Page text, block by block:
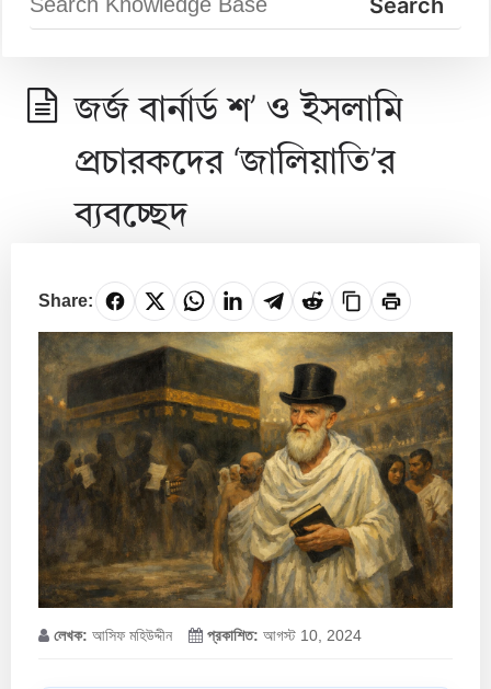
জর্জ বার্নার্ড শ’ ও ইসলামি
প্রচারকদের ‘জালিয়াতি’র
ব্যবচ্ছেদ
Share:
লেখক: আসিফ মহিউদ্দীন প্রকাশিত: আগস্ট 10, 2024